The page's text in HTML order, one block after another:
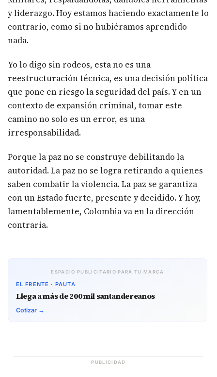
y liderazgo. Hoy estamos haciendo exactamente lo
contrario, como si no hubiéramos aprendido
nada.
Yo lo digo sin rodeos, esta no es una
reestructuración técnica, es una decisión política
que pone en riesgo la seguridad del país. Y en un
contexto de expansión criminal, tomar este
camino no solo es un error, es una
irresponsabilidad.
Porque la paz no se construye debilitando la
autoridad. La paz no se logra retirando a quienes
saben combatir la violencia. La paz se garantiza
con un Estado fuerte, presente y decidido. Y hoy,
lamentablemente, Colombia va en la dirección
contraria.
ESPACIO PUBLICITARIO PARA TU MARCA
EL FRENTE · PAUTA
Llega a más de 200 mil santandereanos
Cotizar →
PUBLICIDAD